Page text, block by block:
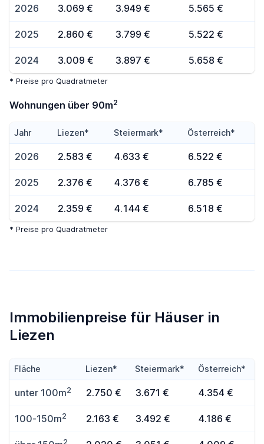
2026 3.069 € 3.949 € 5.565 €
2025 2.860 € 3.799 € 5.522 €
2024 3.009 € 3.897 € 5.658 €
* Preise pro Quadratmeter
Wohnungen über 90m2
Jahr Liezen* Steiermark* Österreich*
2026 2.583 € 4.633 € 6.522 €
2025 2.376 € 4.376 € 6.785 €
2024 2.359 € 4.144 € 6.518 €
* Preise pro Quadratmeter
Immobilienpreise für Häuser in
Liezen
Fläche Liezen* Steiermark* Österreich*
unter 100m2 2.750 € 3.671 € 4.354 €
100-150m2 2.163 € 3.492 € 4.186 €
2